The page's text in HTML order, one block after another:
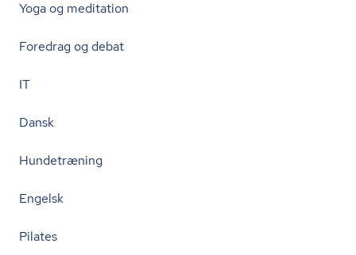
Yoga og meditation
Foredrag og debat
IT
Dansk
Hundetræning
Engelsk
Pilates